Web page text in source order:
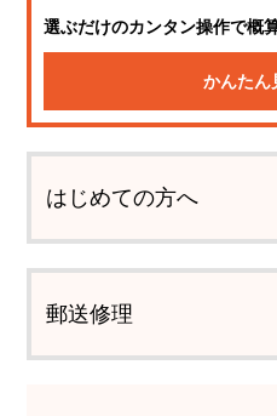
選ぶだけのカンタン操作で概
かんたん
はじめての方へ
郵送修理